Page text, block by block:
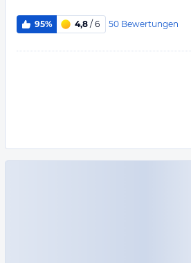
95% 4,8 / 6 50 Bewertungen